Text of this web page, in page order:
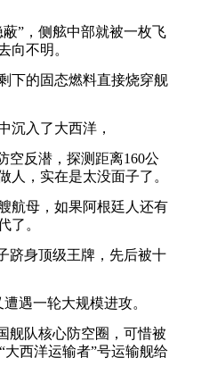
”，侧舷中部就被一枚飞
向不明。
的固态燃料直接烧穿舰
入了大西洋，
反潜，探测距离160公
人，实在是太没面子了。
母，如果阿根廷人还有
了。
身顶级王牌，先后被十
遇一轮大规模进攻。
队核心防空圈，可惜被
大西洋运输者”号运输舰给